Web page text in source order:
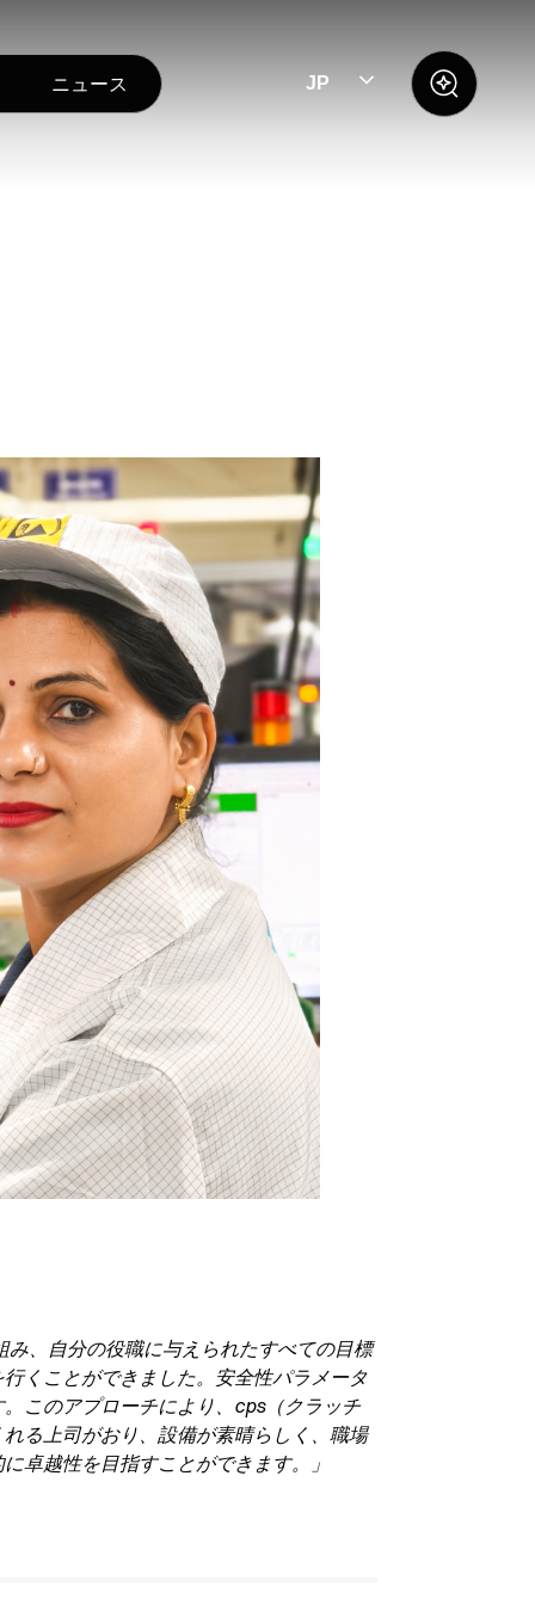
ニュース JP
、自分の役職に与えられたすべての目標
くことができました。安全性パラメータ
このアプローチにより、cps（クラッチ
る上司がおり、設備が素晴らしく、職場
卓越性を目指すことができます。」